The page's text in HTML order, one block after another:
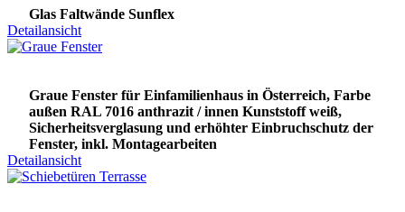
Glas Faltwände Sunflex
Detailansicht
Graue Fenster für Einfamilienhaus in Österreich, Farbe
außen RAL 7016 anthrazit / innen Kunststoff weiß,
Sicherheitsverglasung und erhöhter Einbruchschutz der
Fenster, inkl. Montagearbeiten
Detailansicht